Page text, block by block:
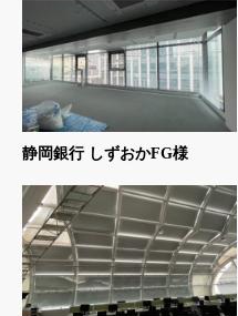
静岡銀行 しずおかFG様